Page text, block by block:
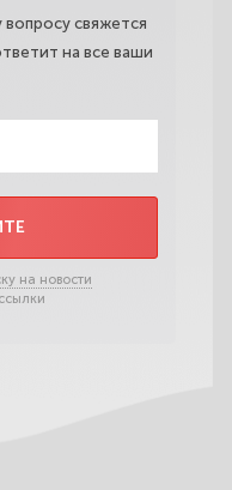
свяжется
на все ваши
на новости